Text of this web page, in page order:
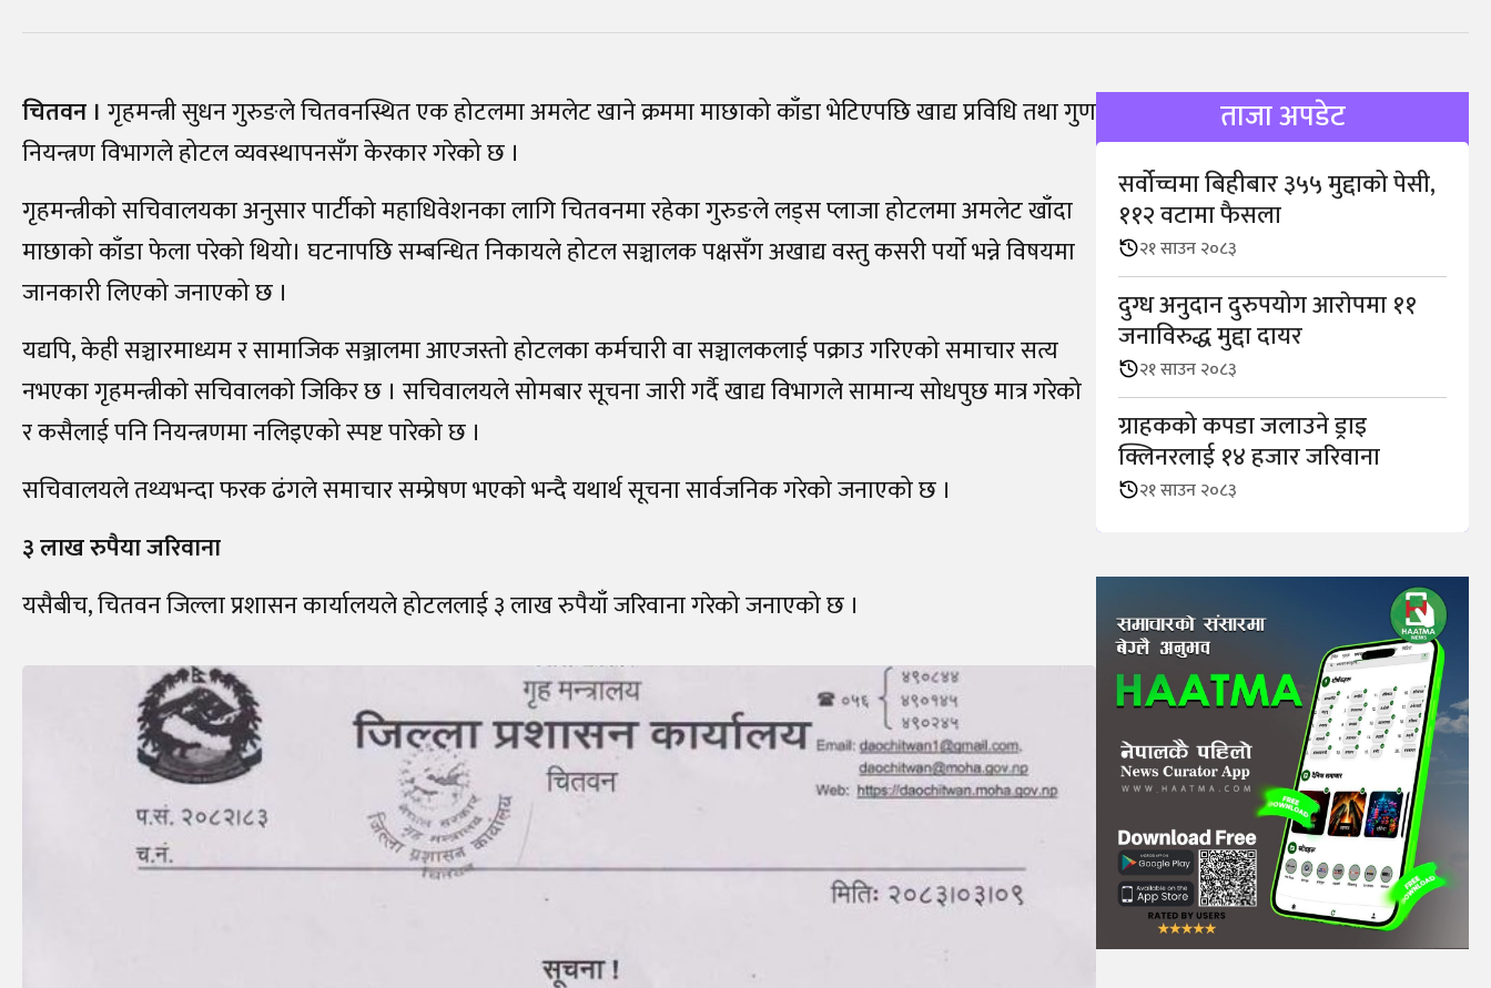
चितवन । गृहमन्त्री सुधन गुरुङले चितवनस्थित एक होटलमा अमलेट खाने क्रममा माछाको काँडा भेटिएपछि खाद्य प्रविधि तथा गुण
नियन्त्रण विभागले होटल व्यवस्थापनसँग केरकार गरेको छ ।
गृहमन्त्रीको सचिवालयका अनुसार पार्टीको महाधिवेशनका लागि चितवनमा रहेका गुरुङले लड्स प्लाजा होटलमा अमलेट खाँदा
माछाको काँडा फेला परेको थियो। घटनापछि सम्बन्धित निकायले होटल सञ्चालक पक्षसँग अखाद्य वस्तु कसरी पर्याे भन्ने विषयमा
जानकारी लिएको जनाएको छ ।
यद्यपि, केही सञ्चारमाध्यम र सामाजिक सञ्जालमा आएजस्तो होटलका कर्मचारी वा सञ्चालकलाई पक्राउ गरिएको समाचार सत्य
नभएका गृहमन्त्रीकाे सचिवालकाे जिकिर छ । सचिवालयले सोमबार सूचना जारी गर्दै खाद्य विभागले सामान्य सोधपुछ मात्र गरेको
र कसैलाई पनि नियन्त्रणमा नलिइएको स्पष्ट पारेको छ ।
सचिवालयले तथ्यभन्दा फरक ढंगले समाचार सम्प्रेषण भएको भन्दै यथार्थ सूचना सार्वजनिक गरेको जनाएको छ ।
३ लाख रुपैया जरिवाना
यसैबीच, चितवन जिल्ला प्रशासन कार्यालयले होटललाई ३ लाख रुपैयाँ जरिवाना गरेको जनाएको छ ।
ताजा अपडेट
सर्वोच्चमा बिहीबार ३५५ मुद्दाको पेसी,
११२ वटामा फैसला
२१ साउन २०८३
दुग्ध अनुदान दुरुपयोग आराेपमा ११
जनाविरुद्ध मुद्दा दायर
२१ साउन २०८३
ग्राहकको कपडा जलाउने ड्राइ
क्लिनरलाई १४ हजार जरिवाना
२१ साउन २०८३